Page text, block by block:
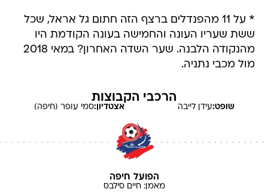
* על 11 מהפנדלים ברצף הזה חתום גל אראל, שכל
ששת שעריו העונה והחמישה בעונה הקודמת היו
מהנקודה הלבנה. שער השדה האחרון? במאי 2018
מול מכבי נתניה.
הרכבי הקבוצות
שופט:עידן לייבה אצטדיון:סמי עופר (חיפה)
הפועל חיפה
מאמן:חיים סילבס